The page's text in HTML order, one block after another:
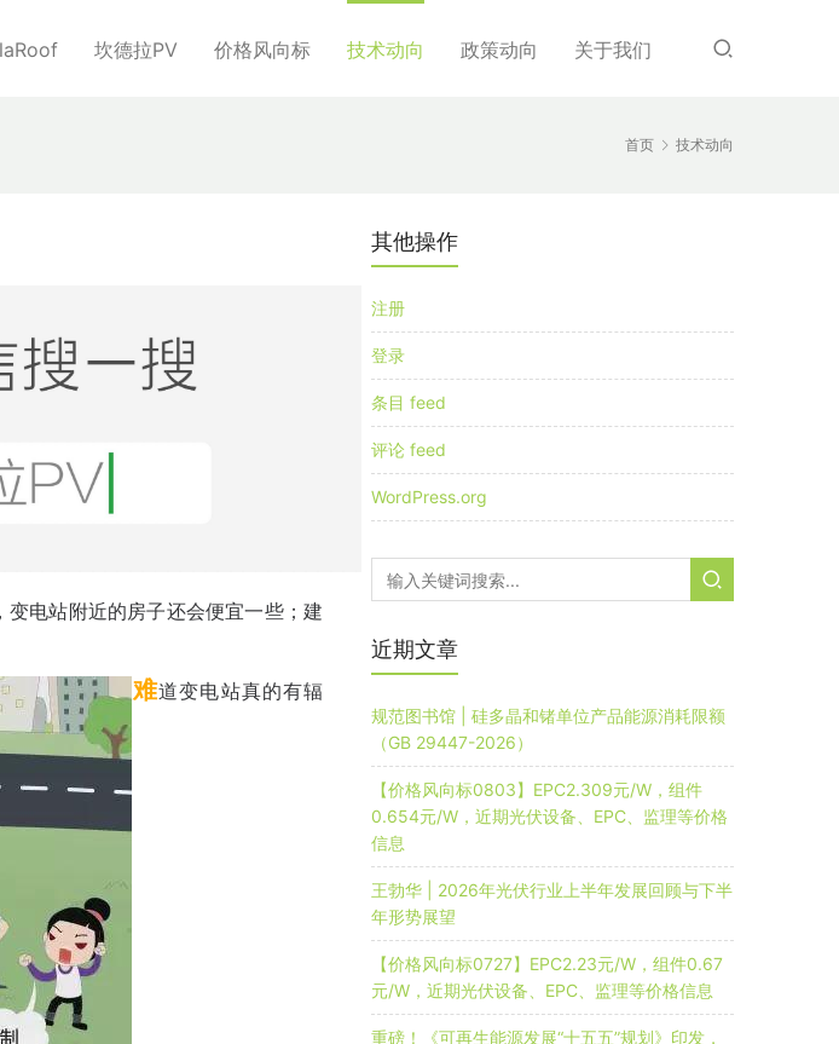
坎德拉PV 价格风向标 技术动向 政策动向 关于我们
首页 技术动向
电站附近的房子还会便宜一些；建
难道变电站真的有辐
其他操作
注册
登录
条目 feed
评论 feed
WordPress.org
近期文章
规范图书馆 | 硅多晶和锗单位产品能源消耗限额
（GB 29447-2026）
【价格风向标0803】EPC2.309元/W，组件
0.654元/W，近期光伏设备、EPC、监理等价格
信息
王勃华 | 2026年光伏行业上半年发展回顾与下半
年形势展望
【价格风向标0727】EPC2.23元/W，组件0.67
元/W，近期光伏设备、EPC、监理等价格信息
重磅！《可再生能源发展“十五五”规划》印发，